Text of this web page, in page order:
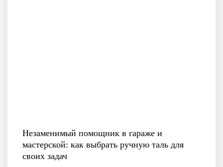
Незаменимый помощник в гараже и
мастерской: как выбрать ручную таль для
своих задач